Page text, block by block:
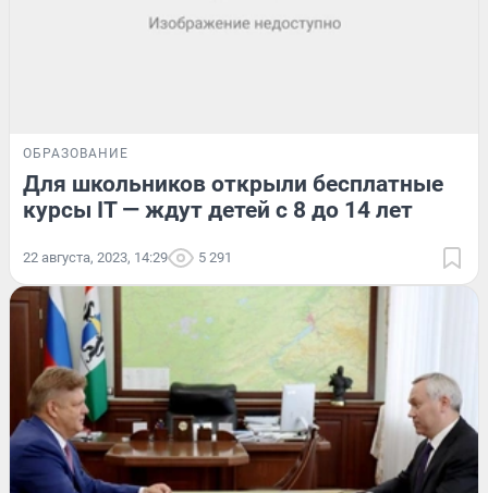
ОБРАЗОВАНИЕ
Для школьников открыли бесплатные
курсы IT — ждут детей с 8 до 14 лет
22 августа, 2023, 14:29 5 291